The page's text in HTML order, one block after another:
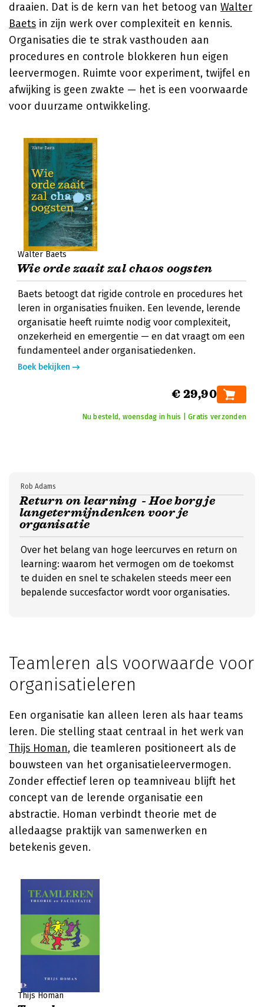
draaien. Dat is de kern van het betoog van Walter
Baets in zijn werk over complexiteit en kennis.
Organisaties die te strak vasthouden aan
procedures en controle blokkeren hun eigen
leervermogen. Ruimte voor experiment, twijfel en
afwijking is geen zwakte — het is een voorwaarde
voor duurzame ontwikkeling.
Walter Baets
Wie orde zaait zal chaos oogsten
Baets betoogt dat rigide controle en procedures het
leren in organisaties fnuiken. Een levende, lerende
organisatie heeft ruimte nodig voor complexiteit,
onzekerheid en emergentie — en dat vraagt om een
fundamenteel ander organisatiedenken.
Boek bekijken
€ 29,90
Nu besteld, woensdag in huis | Gratis verzonden
Return on learning - Hoe borg je
langetermijndenken voor je
organisatie
Rob Adams
Over het belang van hoge leercurves en return on
learning: waarom het vermogen om de toekomst
te duiden en snel te schakelen steeds meer een
bepalende succesfactor wordt voor organisaties.
Teamleren als voorwaarde voor
organisatieleren
Een organisatie kan alleen leren als haar teams
leren. Die stelling staat centraal in het werk van
Thijs Homan, die teamleren positioneert als de
bouwsteen van het organisatieleervermogen.
Zonder effectief leren op teamniveau blijft het
concept van de lerende organisatie een
abstractie. Homan verbindt theorie met de
alledaagse praktijk van samenwerken en
betekenis geven.
Thijs Homan